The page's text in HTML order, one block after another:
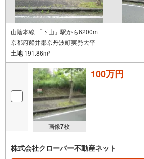
山陰本線 「下山」駅から6200m
京都府船井郡京丹波町実勢大平
土地191.86m2
画像7枚
100万円
株式会社クローバー不動産ネット